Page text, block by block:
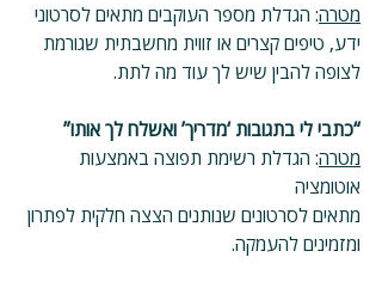
מטרה: הגדלת מספר העוקבים מתאים לסרטוני
ידע, טיפים קצרים או זווית מחשבתית שגורמת
לצופה להבין שיש לך עוד מה לתת.
“כתבי לי בתגובות ‘מדריך’ ואשלח לך אותו”
מטרה: הגדלת רשימת תפוצה באמצעות
אוטומציה
מתאים לסרטונים שנותנים הצצה חלקית לפתרון
ומזמינים להעמקה.